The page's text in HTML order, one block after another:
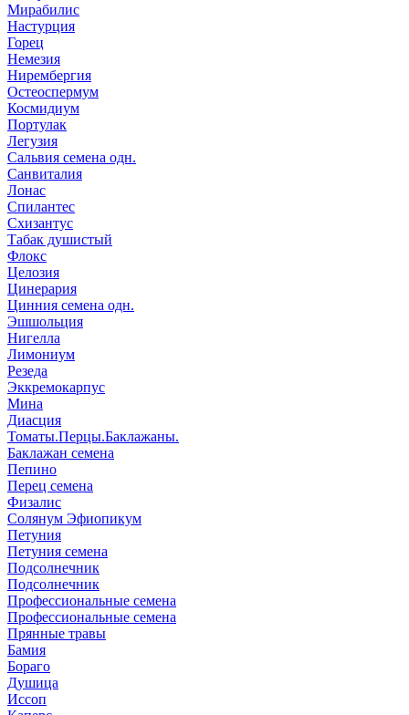
Мирабилис
Настурция
Горец
Немезия
Нирембергия
Остеоспермум
Космидиум
Портулак
Легузия
Сальвия семена одн.
Санвиталия
Лонас
Спилантес
Схизантус
Табак душистый
Флокс
Целозия
Цинерария
Цинния семена одн.
Эшшольция
Нигелла
Лимониум
Резеда
Эккремокарпус
Мина
Диасция
Томаты.Перцы.Баклажаны.
Баклажан семена
Пепино
Перец семена
Физалис
Солянум Эфиопикум
Петуния
Петуния семена
Подсолнечник
Подсолнечник
Профессиональные семена
Профессиональные семена
Прянные травы
Бамия
Бораго
Душица
Иссоп